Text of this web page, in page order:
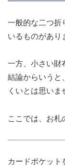
一般的な二つ折
いるものがあり
一方、小さい財
結論からいうと
くいとは思いま
ここでは、お札
カードポケット